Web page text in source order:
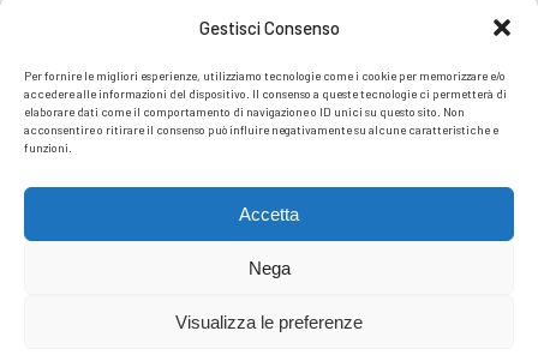
Gestisci Consenso
Per fornire le migliori esperienze, utilizziamo tecnologie come i cookie per memorizzare e/o
accedere alle informazioni del dispositivo. Il consenso a queste tecnologie ci permetterà di
elaborare dati come il comportamento di navigazione o ID unici su questo sito. Non
acconsentire o ritirare il consenso può influire negativamente su alcune caratteristiche e
funzioni.
Accetta
Nega
Visualizza le preferenze
34170 GORIZIA/GORICA